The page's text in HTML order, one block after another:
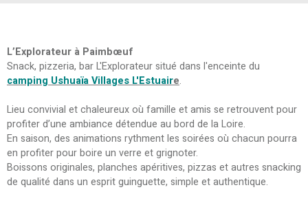
L’Explorateur à Paimbœuf
Snack, pizzeria, bar L'Explorateur situé dans l'enceinte du
camping Ushuaïa Villages L'Estuaire.
Lieu convivial et chaleureux où famille et amis se retrouvent pour
profiter d’une ambiance détendue au bord de la Loire.
En saison, des animations rythment les soirées où chacun pourra
en profiter pour boire un verre et grignoter.
Boissons originales, planches apéritives, pizzas et autres snacking
de qualité dans un esprit guinguette, simple et authentique.